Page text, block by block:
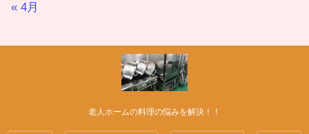
« 4月
老人ホームの料理の悩みを解決！！